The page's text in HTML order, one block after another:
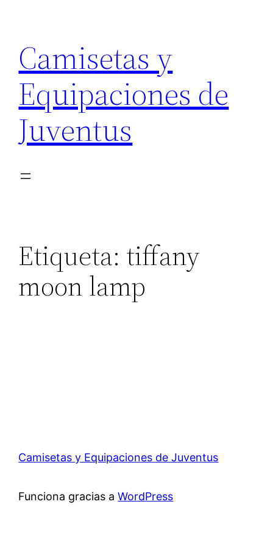
contenido
Camisetas y
Equipaciones de
Juventus
Etiqueta: tiffany
moon lamp
Camisetas y Equipaciones de Juventus
Funciona gracias aWordPress